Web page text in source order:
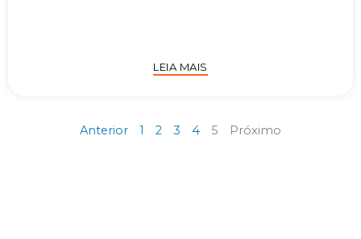
LEIA MAIS
Anterior 1 2 3 4 5 Próximo